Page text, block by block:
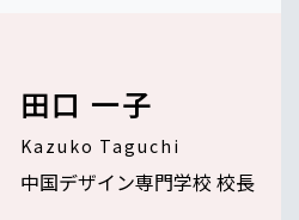
田口 一子
Kazuko Taguchi
中国デザイン専門学校 校長